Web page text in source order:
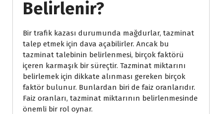
Belirlenir?
Bir trafik kazası durumunda mağdurlar, tazminat
talep etmek için dava açabilirler. Ancak bu
tazminat talebinin belirlenmesi, birçok faktörü
içeren karmaşık bir süreçtir. Tazminat miktarını
belirlemek için dikkate alınması gereken birçok
faktör bulunur. Bunlardan biri de faiz oranlarıdır.
Faiz oranları, tazminat miktarının belirlenmesinde
önemli bir rol oynar.